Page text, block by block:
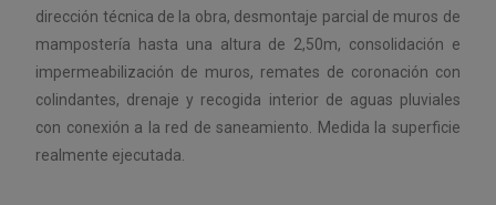
dirección técnica de la obra, desmontaje parcial de muros de
mampostería hasta una altura de 2,50m, consolidación e
impermeabilización de muros, remates de coronación con
colindantes, drenaje y recogida interior de aguas pluviales
con conexión a la red de saneamiento. Medida la superficie
realmente ejecutada.